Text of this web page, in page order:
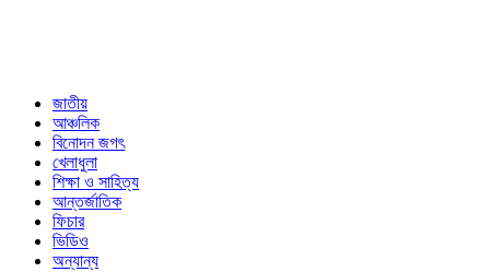
জাতীয়
আঞ্চলিক
বিনোদন জগৎ
খেলাধুলা
শিক্ষা ও সাহিত্য
আন্তর্জাতিক
ফিচার
ভিডিও
অন্যান্য